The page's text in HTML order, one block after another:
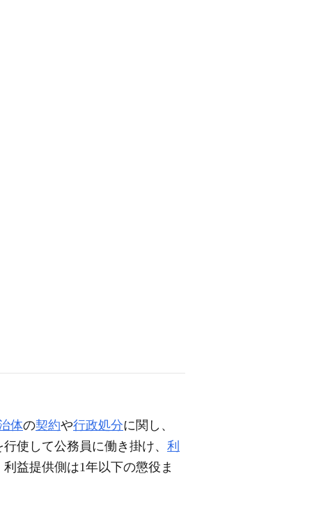
体の契約や行政処分に関し、
使して公務員に働き掛け、 利
益提供側は1年以下の懲役ま